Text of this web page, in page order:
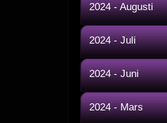
2024 - Augusti
2024 - Juli
2024 - Juni
2024 - Mars